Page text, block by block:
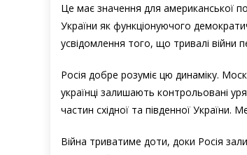
Це має значення для американської
України як функціонуючого
усвідомлення того, що тривалі війни
Росія добре розуміє цю динаміку.
українці залишають контрольовані
частин східної та південної
Війна триватиме доти, доки Росія